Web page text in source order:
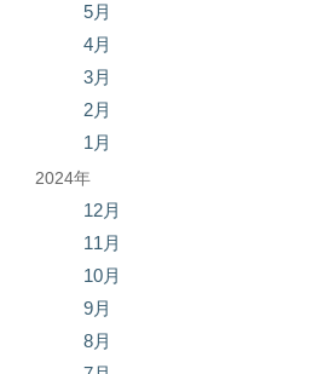
5月
4月
3月
2月
1月
2024年
12月
11月
10月
9月
8月